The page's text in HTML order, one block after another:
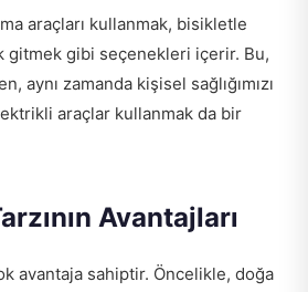
araçları kullanmak, bisikletle
gitmek gibi seçenekleri içerir. Bu,
aynı zamanda kişisel sağlığımızı
araçlar kullanmak da bir
Avantajları
avantaja sahiptir. Öncelikle, doğa